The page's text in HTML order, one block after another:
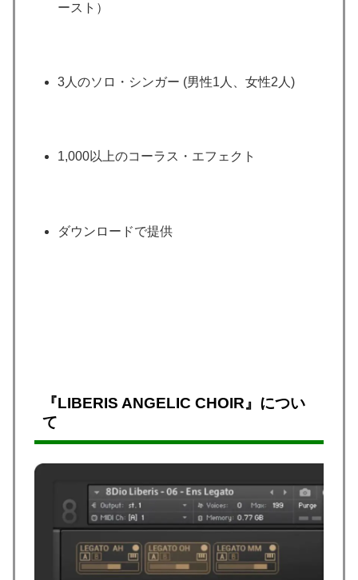
ースト）
3人のソロ・シンガー (男性1人、女性2人)
1,000以上のコーラス・エフェクト
ダウンロードで提供
『LIBERIS ANGELIC CHOIR』につい
て